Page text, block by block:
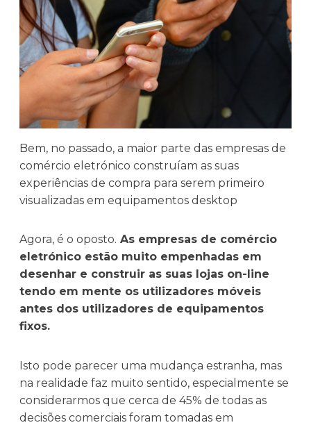
Bem, no passado, a maior parte das empresas de
comércio eletrónico construíam as suas
experiências de compra para serem primeiro
visualizadas em equipamentos desktop
Agora, é o oposto. As empresas de comércio
eletrónico estão muito empenhadas em
desenhar e construir as suas lojas on-line
tendo em mente os utilizadores móveis
antes dos utilizadores de equipamentos
fixos.
Isto pode parecer uma mudança estranha, mas
na realidade faz muito sentido, especialmente se
considerarmos que cerca de 45% de todas as
decisões comerciais foram tomadas em